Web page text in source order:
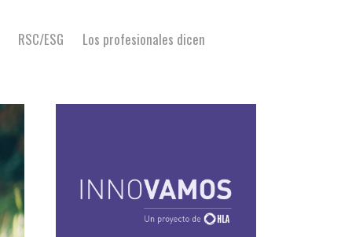
RSC/ESG Los profesionales dicen